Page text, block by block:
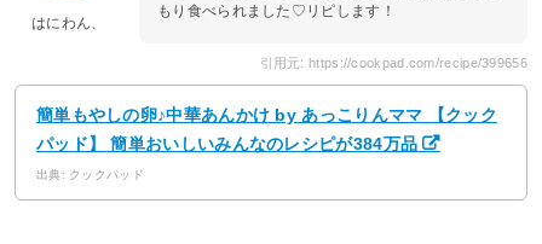
はにわん、
もり食べられました♡リピします！
引用元: https://cookpad.com/recipe/399656
簡単もやしの卵♪中華あんかけ by あっこりんママ 【クック
パッド】 簡単おいしいみんなのレシピが384万品
出典: クックパッド